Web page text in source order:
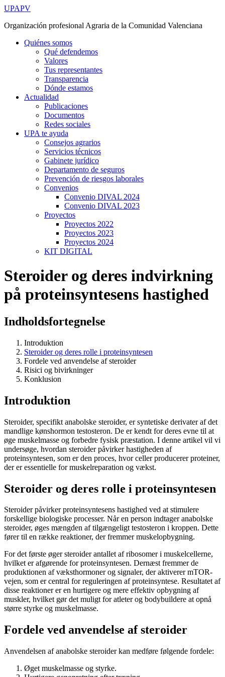
Ir
contenido
UPAPV
Organización profesional Agraria de la Comunidad Valenciana
Quiénes somos
Qué defendemos
Valores
Tus representantes
Transparencia
Dónde estamos
Actualidad
Publicaciones
Documentos
Redes sociales
UPA te ayuda
Consejos agrarios
Servicios técnicos
Gabinete jurídico
Departamento de seguros
Prevención de riesgos laborales
Convenios
Convenio DIVAL 2024
Convenio DIVAL 2023
Proyectos
Proyectos 2022
Proyectos 2023
Proyectos 2024
KIT DIGITAL
Steroider og deres indvirkning
på proteinsyntesens hastighed
Indholdsfortegnelse
Introduktion
Steroider og deres rolle i proteinsyntesen
Fordele ved anvendelse af steroider
Risici og bivirkninger
Konklusion
Introduktion
Steroider, specifikt anabolske steroider, er syntetiske derivater af det
mandlige kønshormon testosteron. De er kendt for deres evne til at
øge muskelmasse og forbedre fysisk præstation. I denne artikel vil vi
undersøge, hvordan steroider påvirker hastigheden af
proteinsyntesen, som er den proces, hvor celler producerer proteiner,
der er essentielle for muskelreparation og vækst.
Steroider og deres rolle i proteinsyntesen
Steroider påvirker proteinsyntesens hastighed ved at stimulere
forskellige biologiske processer. Når en person indtager anabolske
steroider, øges mængden af tilgængeligt testosteron i kroppen. Dette
fører til en række reaktioner, der fremmer muskelopbygning.
For det første øger steroider antallet af ribosomer i muskelcellerne,
hvilket er afgørende for proteinsyntesen. Dernæst fremmer de
produktionen af væksthormoner og signaler, der aktiverer mTOR-
vejen, som er central for reguleringen af proteinsyntese. Resultatet af
disse reaktioner er en hurtigere og mere effektiv opbygning af
muskler, hvilket gør det muligt for atleter og bodybuildere at opnå
større styrke og muskelmasse.
Fordele ved anvendelse af steroider
Anvendelsen af anabolske steroider kan medføre følgende fordele:
Øget muskelmasse og styrke.